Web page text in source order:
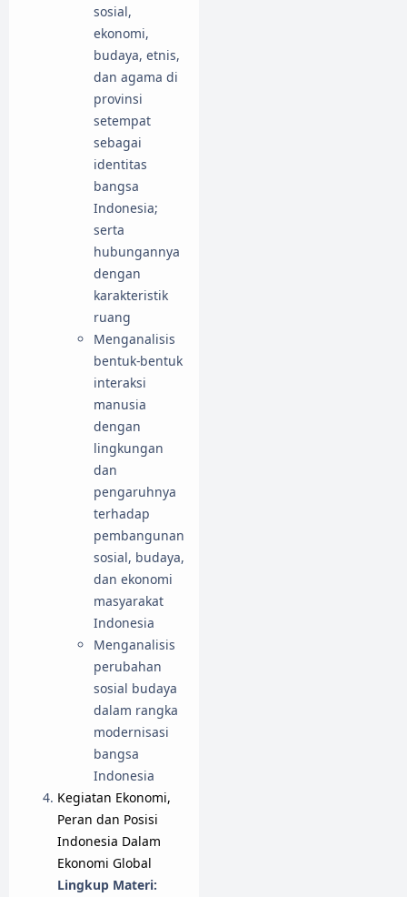
sosial,
ekonomi,
budaya, etnis,
dan agama di
provinsi
setempat
sebagai
identitas
bangsa
Indonesia;
serta
hubungannya
dengan
karakteristik
ruang
Menganalisis
bentuk-bentuk
interaksi
manusia
dengan
lingkungan
dan
pengaruhnya
terhadap
pembangunan
sosial, budaya,
dan ekonomi
masyarakat
Indonesia
Menganalisis
perubahan
sosial budaya
dalam rangka
modernisasi
bangsa
Indonesia
Kegiatan Ekonomi,
Peran dan Posisi
Indonesia Dalam
Ekonomi Global
Lingkup Materi: